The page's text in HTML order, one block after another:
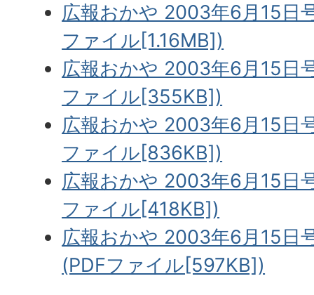
広報おかや 2003年6月15日
ファイル[1.16MB])
広報おかや 2003年6月15日
ファイル[355KB])
広報おかや 2003年6月15日
ファイル[836KB])
広報おかや 2003年6月15日
ファイル[418KB])
広報おかや 2003年6月15日
(PDFファイル[597KB])